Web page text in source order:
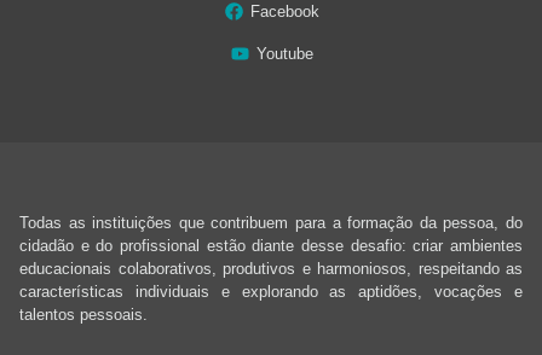
Facebook
Youtube
Todas as instituições que contribuem para a formação da pessoa, do
cidadão e do profissional estão diante desse desafio: criar ambientes
educacionais colaborativos, produtivos e harmoniosos, respeitando as
características individuais e explorando as aptidões, vocações e
talentos pessoais.